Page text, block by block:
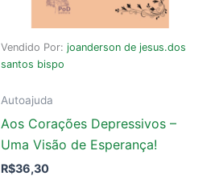
Vendido Por:joanderson de jesus.dos
santos bispo
Autoajuda
Aos Corações Depressivos –
Uma Visão de Esperança!
R$36,30